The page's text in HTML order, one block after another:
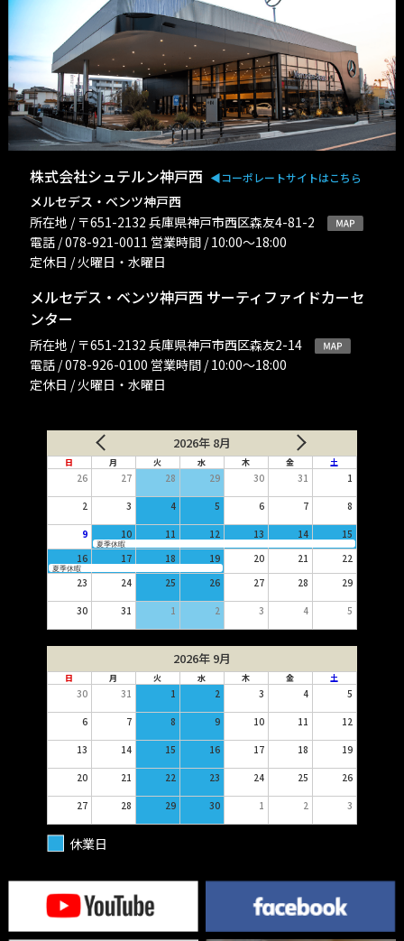
株式会社シュテルン神戸西 ◀︎コーポレートサイトはこちら
メルセデス・ベンツ神戸西
所在地 / 〒651-2132 兵庫県神戸市西区森友4-81-2
電話 / 078-921-0011 営業時間 / 10:00〜18:00
定休日 / 火曜日・水曜日
メルセデス・ベンツ神戸西 サーティファイドカーセ
ンター
所在地 / 〒651-2132 兵庫県神戸市西区森友2-14
電話 / 078-926-0100 営業時間 / 10:00〜18:00
定休日 / 火曜日・水曜日
2026年 8月
日 月 火 水 木 金 土
26 27 28 29 30 31 1
2 3 4 5 6 7 8
9 10 11 12 13 14 15
夏季休暇
16 17 18 19 20 21 22
夏季休暇
23 24 25 26 27 28 29
30 31 1 2 3 4 5
2026年 9月
日 月 火 水 木 金 土
30 31 1 2 3 4 5
6 7 8 9 10 11 12
13 14 15 16 17 18 19
20 21 22 23 24 25 26
27 28 29 30 1 2 3
休業日